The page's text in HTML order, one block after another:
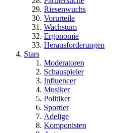
Riesenwuchs
Vorurteile
Wachstum
Ergonomie
Herausforderungen
Stars
Moderatoren
Schauspieler
Influencer
Musiker
Politiker
Sportler
Adelige
Komponisten